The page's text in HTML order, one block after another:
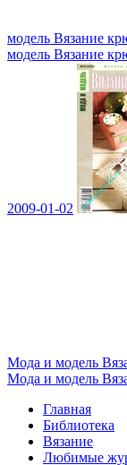
модель Вязание
модель Вязание
2009-01-02
Мода и модель
Мода и модель
Главная
Библиотека
Вязание
Любимые